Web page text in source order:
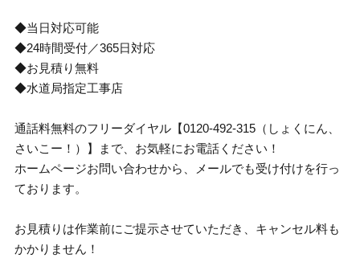
◆当日対応可能
◆24時間受付／365日対応
◆お見積り無料
◆水道局指定工事店
通話料無料のフリーダイヤル【0120-492-315（しょくにん、
さいこー！）】まで、お気軽にお電話ください！
ホームページお問い合わせから、メールでも受け付けを行っ
ております。
お見積りは作業前にご提示させていただき、キャンセル料も
かかりません！